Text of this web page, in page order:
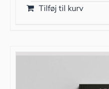
Tilføj til kurv